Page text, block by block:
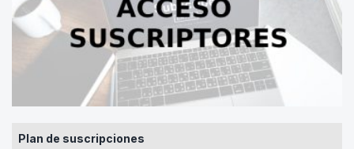
Plan de suscripciones